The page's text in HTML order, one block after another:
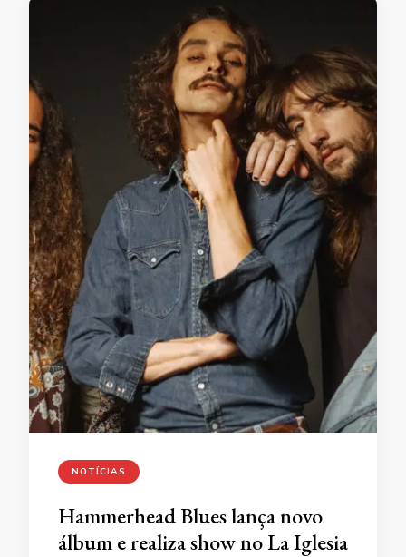
NOTÍCIAS
Hammerhead Blues lança novo
álbum e realiza show no La Iglesia